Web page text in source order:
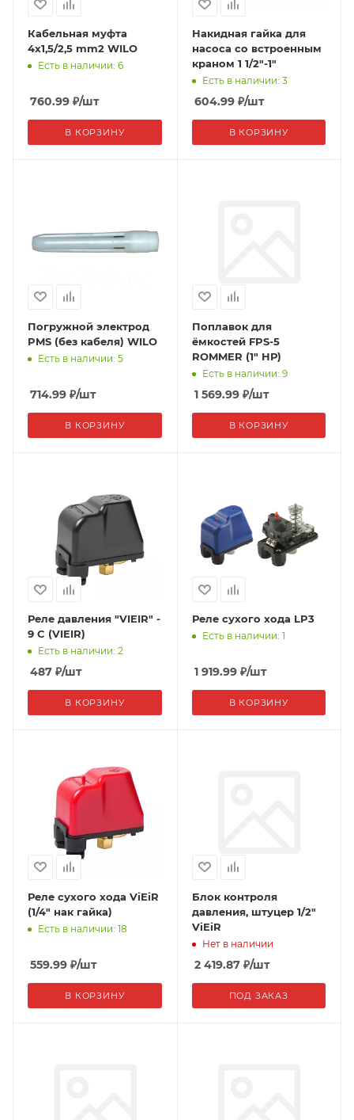
Кабельная муфта
4x1,5/2,5 mm2 WILO
Есть в наличии: 6
760.99 ₽/шт
В КОРЗИНУ
Накидная гайка для
насоса со встроенным
краном 1 1/2"-1"
Есть в наличии: 3
604.99₽/шт
В КОРЗИНУ
Погружной электрод
PMS (без кабеля) WILO
Есть в наличии: 5
714.99 ₽/шт
В КОРЗИНУ
Поплавок для
ёмкостей FPS-5
ROMMER (1" НР)
Есть в наличии: 9
1 569.99₽/шт
В КОРЗИНУ
Реле давления "VIEIR" -
9 C (VIEIR)
Есть в наличии: 2
487 ₽/шт
В КОРЗИНУ
Реле сухого хода LP3
Есть в наличии: 1
1 919.99₽/шт
В КОРЗИНУ
Реле сухого хода ViEiR
(1/4" нак гайка)
Есть в наличии: 18
559.99 ₽/шт
В КОРЗИНУ
Блок контроля
давления, штуцер 1/2"
ViEiR
Нет в наличии
2 419.87₽/шт
ПОД ЗАКАЗ